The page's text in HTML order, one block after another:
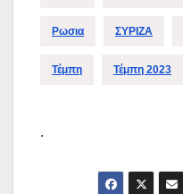
Ρωσια ΣΥΡΙΖΑ
Τέμπη Τέμπη 2023
.